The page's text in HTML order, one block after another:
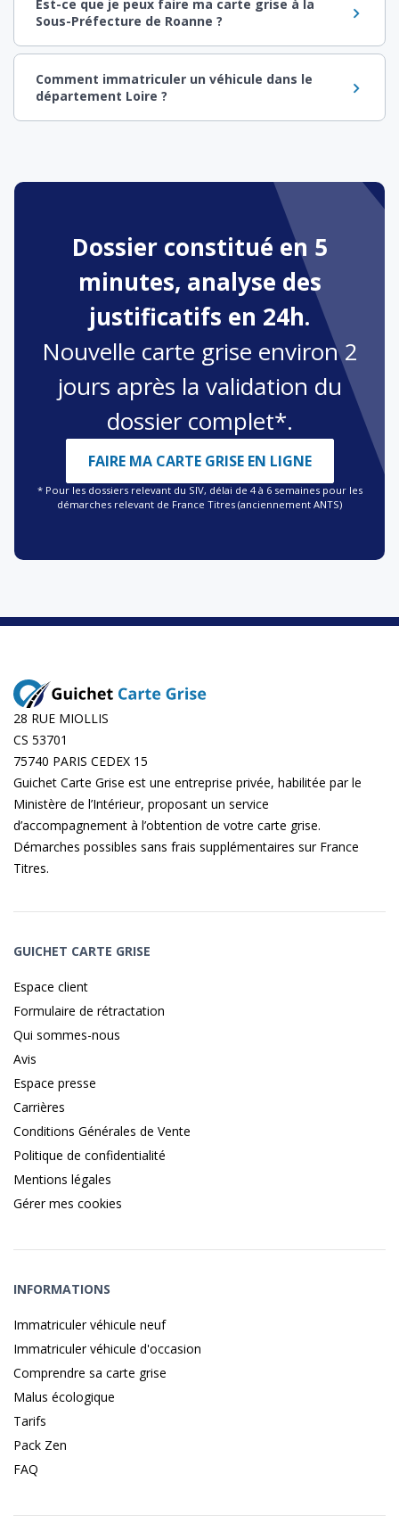
Est-ce que je peux faire ma carte grise à la
Sous-Préfecture de Roanne ?
Comment immatriculer un véhicule dans le
département Loire ?
Dossier constitué en 5
minutes, analyse des
justificatifs en 24h.
Nouvelle carte grise environ 2
jours après la validation du
dossier complet*.
FAIRE MA CARTE GRISE EN LIGNE
* Pour les dossiers relevant du SIV, délai de 4 à 6 semaines pour les
démarches relevant de France Titres (anciennement ANTS)
28 RUE MIOLLIS
CS 53701
75740 PARIS CEDEX 15
Guichet Carte Grise est une entreprise privée, habilitée par le
Ministère de l’Intérieur, proposant un service
d’accompagnement à l’obtention de votre carte grise.
Démarches possibles sans frais supplémentaires sur France
Titres.
GUICHET CARTE GRISE
Espace client
Formulaire de rétractation
Qui sommes-nous
Avis
Espace presse
Carrières
Conditions Générales de Vente
Politique de confidentialité
Mentions légales
Gérer mes cookies
INFORMATIONS
Immatriculer véhicule neuf
Immatriculer véhicule d'occasion
Comprendre sa carte grise
Malus écologique
Tarifs
Pack Zen
FAQ